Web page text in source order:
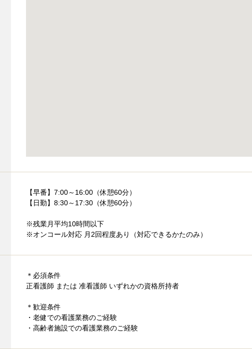
【早番】7:00～16:00（休憩60分）
【日勤】8:30～17:30（休憩60分）
※残業月平均10時間以下
※オンコール対応 月2回程度あり（対応できるかたのみ）
＊必須条件
正看護師 または 准看護師 いずれかの資格所持者
＊歓迎条件
・老健での看護業務のご経験
・高齢者施設での看護業務のご経験